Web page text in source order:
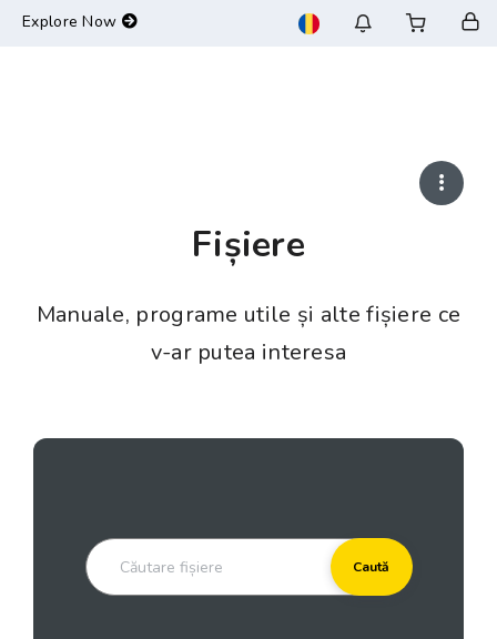
Explore Now
Fișiere
Manuale, programe utile și alte fișiere ce
v-ar putea interesa